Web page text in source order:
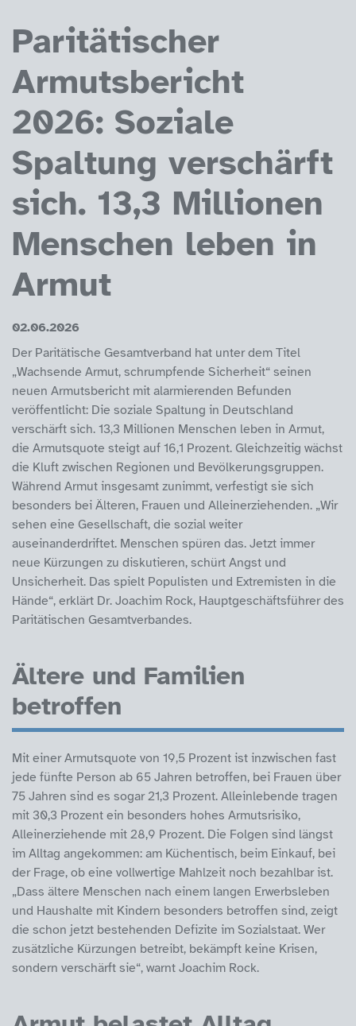
Paritätischer
Armutsbericht
2026: Soziale
Spaltung verschärft
sich. 13,3 Millionen
Menschen leben in
Armut
02.06.2026
Der Paritätische Gesamtverband hat unter dem Titel
„Wachsende Armut, schrumpfende Sicherheit“ seinen
neuen Armutsbericht mit alarmierenden Befunden
veröffentlicht: Die soziale Spaltung in Deutschland
verschärft sich. 13,3 Millionen Menschen leben in Armut,
die Armutsquote steigt auf 16,1 Prozent. Gleichzeitig wächst
die Kluft zwischen Regionen und Bevölkerungsgruppen.
Während Armut insgesamt zunimmt, verfestigt sie sich
besonders bei Älteren, Frauen und Alleinerziehenden. „Wir
sehen eine Gesellschaft, die sozial weiter
auseinanderdriftet. Menschen spüren das. Jetzt immer
neue Kürzungen zu diskutieren, schürt Angst und
Unsicherheit. Das spielt Populisten und Extremisten in die
Hände“, erklärt Dr. Joachim Rock, Hauptgeschäftsführer des
Paritätischen Gesamtverbandes.
Ältere und Familien
betroffen
Mit einer Armutsquote von 19,5 Prozent ist inzwischen fast
jede fünfte Person ab 65 Jahren betroffen, bei Frauen über
75 Jahren sind es sogar 21,3 Prozent. Alleinlebende tragen
mit 30,3 Prozent ein besonders hohes Armutsrisiko,
Alleinerziehende mit 28,9 Prozent. Die Folgen sind längst
im Alltag angekommen: am Küchentisch, beim Einkauf, bei
der Frage, ob eine vollwertige Mahlzeit noch bezahlbar ist.
„Dass ältere Menschen nach einem langen Erwerbsleben
und Haushalte mit Kindern besonders betroffen sind, zeigt
die schon jetzt bestehenden Defizite im Sozialstaat. Wer
zusätzliche Kürzungen betreibt, bekämpft keine Krisen,
sondern verschärft sie“, warnt Joachim Rock.